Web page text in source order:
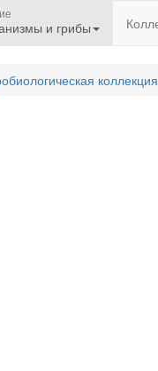
и грибы